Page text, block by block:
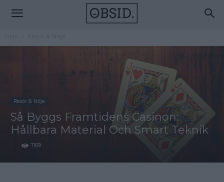
Resor & Nöje
Så Byggs Framtidens Casinon:
Hållbara Material Och Smart Teknik
1169